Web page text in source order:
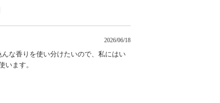
2026/06/18
な香りを使い分けたいので、私にはい
います。